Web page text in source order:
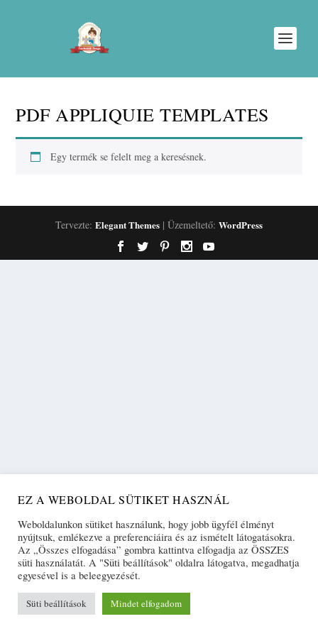
PDF APPLIQUIE TEMPLATES
Egy termék se felelt meg a keresésnek.
Tervezte: Elegant Themes | Üzemeltető: WordPress
EZ A WEBOLDAL SÜTIKET HASZNÁL
Weboldalunkon sütiket használunk, hogy jobb ügyfél élményt
nyújtsuk, emlékezve a preferenciáira és az ismételt látogatásokra.
Az „Összes elfogadása” gombra kattintva elfogadja az ÖSSZES
süti használatát. A "Süti beállítások" oldalra látogatva, megadhatja
egyesével is a beleegyezését.
Süti beállítások Mindet elfogadom